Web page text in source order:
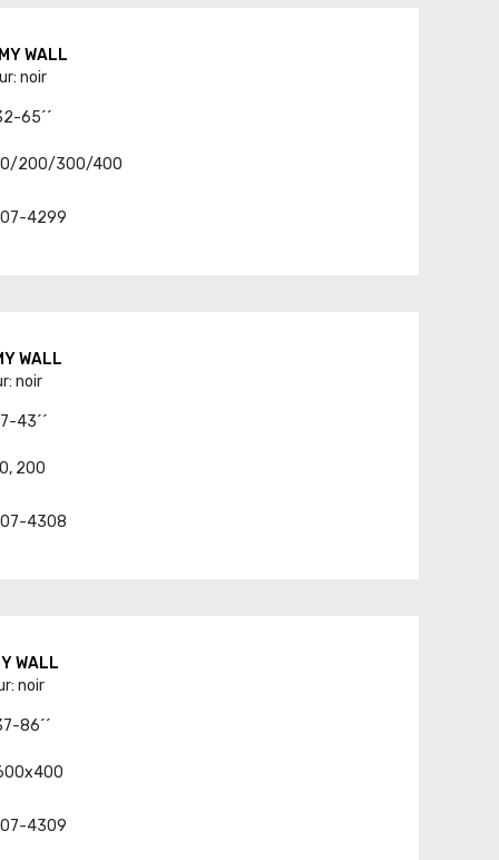
WALL
noir
65´´
200/300/400
07-4299
WALL
noir
43´´
200
07-4308
WALL
noir
86´´
07-4309